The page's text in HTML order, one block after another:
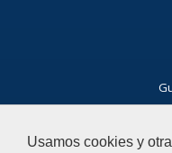
Usamos cookies y